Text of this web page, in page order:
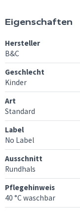
Eigenschaften
Hersteller
B&C
Geschlecht
Kinder
Art
Standard
Label
No Label
Ausschnitt
Rundhals
Pflegehinweis
40 °C waschbar